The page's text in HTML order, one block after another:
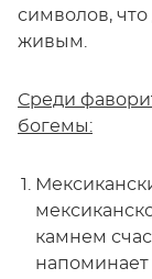
символов,
живым.
Среди
богемы:
камнем
напоминает